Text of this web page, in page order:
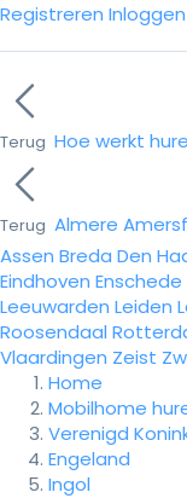
Registreren Inloggen
Terug Hoe werkt
Terug Almere
Assen Breda Den
Eindhoven Enschede
Leeuwarden Leiden
Roosendaal
Vlaardingen Zeist
Home
Mobilhome
Verenigd
Engeland
Ingol